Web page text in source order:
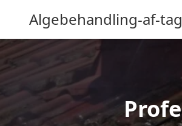
Algebehandling-af-